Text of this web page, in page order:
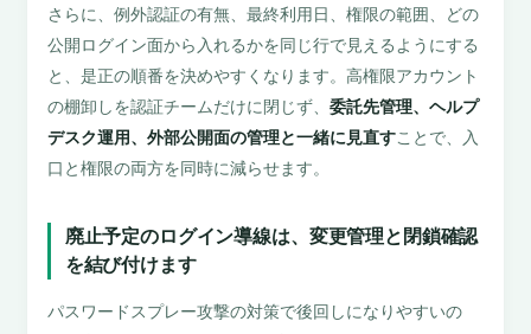
さらに、例外認証の有無、最終利用日、権限の範囲、どの
公開ログイン面から入れるかを同じ行で見えるようにする
と、是正の順番を決めやすくなります。高権限アカウント
の棚卸しを認証チームだけに閉じず、委託先管理、ヘルプ
デスク運用、外部公開面の管理と一緒に見直すことで、入
口と権限の両方を同時に減らせます。
廃止予定のログイン導線は、変更管理と閉鎖確認
を結び付けます
パスワードスプレー攻撃の対策で後回しになりやすいの